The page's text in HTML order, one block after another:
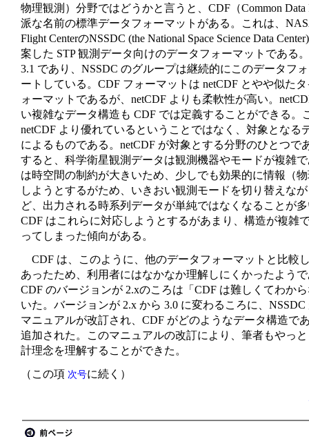
物理観測）分野ではどうかと言うと、CDF（Common Data
派な名前の標準データフォーマットがある。これは、
Flight CenterのNSSDC (the National Space Science Data
案した STP 観測データ向けのデータフォーマットである
3.1 であり、NSSDC のグループは継続的にこのデータフ
ートしている。CDF フォーマットは netCDF とやや似た
ォーマットであるが、netCDF よりも柔軟性が高い。
い複雑なデータ構造も CDF では定義することができる。
netCDF より優れているということではなく、対象となる
によるものである。netCDF が対象とする分野のひとつで
すると、科学衛星観測データは観測機器やモードが複雑
は時空間の制約が大きいため、少しでも効果的に情報（
しようとするがため、いきおい観測モードを切り替えな
ど、出力される時系列データが単純ではなくなることが
CDF はこれらに対応しようとするがあまり、構造が複雑
ってしまった傾向がある。
CDF は、このように、他のデータフォーマットと比較
あったため、利用者にはなかなか理解しにくかったよう
CDF のバージョンが 2.xのころは「CDF は難しくてわか
いた。バージョンが 2.x から 3.0 に変わるころに、
マニュアルが改訂され、CDF がどのようなデータ構造で
追加された。このマニュアルの改訂により、筆者もやっ
計理念を理解することができた。
（この項 次号に続く）